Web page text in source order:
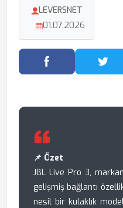
LEVERSNET
01.07.2026
Facebook'ta
📌 Özet
JBL Live Pro 3,
gelişmiş bağlantı
nesil bir kulaklık